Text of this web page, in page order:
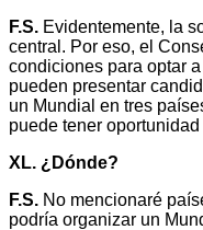
F.S. Evidentemente, la
central. Por eso, el
condiciones para optar
pueden presentar
un Mundial en tres
puede tener
XL. ¿Dónde?
F.S. No mencionaré
podría organizar un